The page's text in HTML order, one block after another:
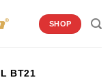
SHOP
BT21